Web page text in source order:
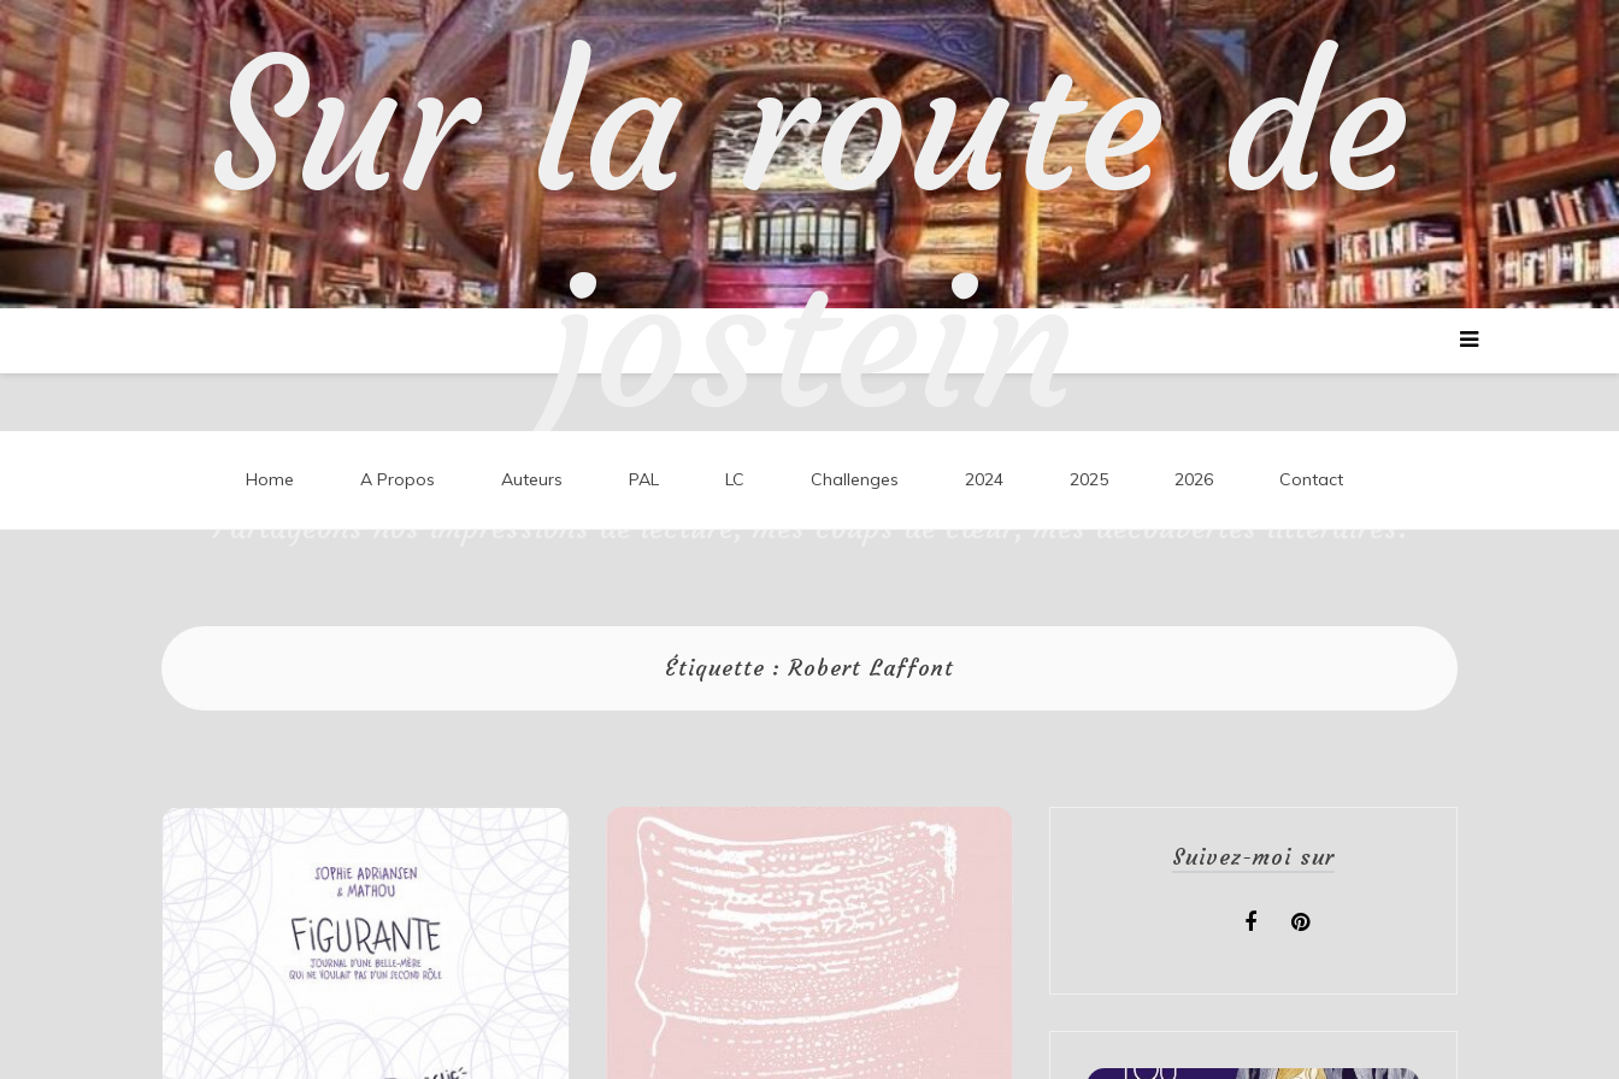
Skip
to
content
Sur la route de
jostein
Partageons nos impressions de lecture, mes coups de cœur, mes découvertes littéraires.
Home A Propos Auteurs PAL LC Challenges 2024 2025 2026 Contact
Étiquette :Robert Laffont
Suivez-moi sur